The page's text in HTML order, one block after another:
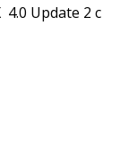
4.0 Update 2 с